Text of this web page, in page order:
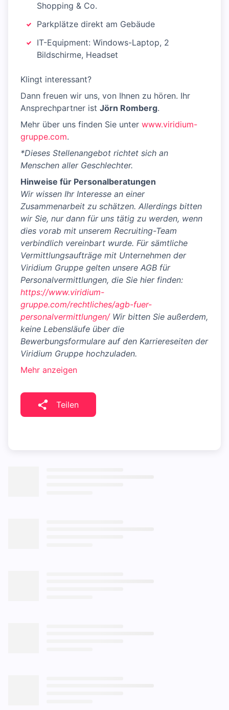
Shopping & Co.
Parkplätze direkt am Gebäude
IT-Equipment: Windows-Laptop, 2
Bildschirme, Headset
Klingt interessant?
Dann freuen wir uns, von Ihnen zu hören. Ihr
Ansprechpartner ist Jörn Romberg.
Mehr über uns finden Sie unter www.viridium-
gruppe.com.
*Dieses Stellenangebot richtet sich an
Menschen aller Geschlechter.
Hinweise für Personalberatungen
Wir wissen Ihr Interesse an einer
Zusammenarbeit zu schätzen. Allerdings bitten
wir Sie, nur dann für uns tätig zu werden, wenn
dies vorab mit unserem Recruiting-Team
verbindlich vereinbart wurde. Für sämtliche
Vermittlungsaufträge mit Unternehmen der
Viridium Gruppe gelten unsere AGB für
Personalvermittlungen, die Sie hier finden:
https://www.viridium-
gruppe.com/rechtliches/agb-fuer-
personalvermittlungen/Wir bitten Sie außerdem,
keine Lebensläufe über die
Bewerbungsformulare auf den Karriereseiten der
Viridium Gruppe hochzuladen.
Mehr anzeigen
Teilen